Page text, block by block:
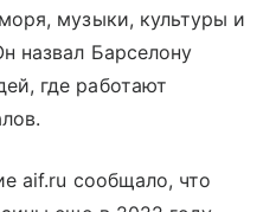
музыки, культуры и
назвал Барселону
где работают
aif.ru сообщало, что